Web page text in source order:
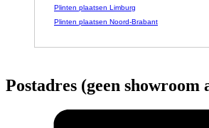
Plinten plaatsen Limburg
Plinten plaatsen Noord-Brabant
Postadres (geen showroom